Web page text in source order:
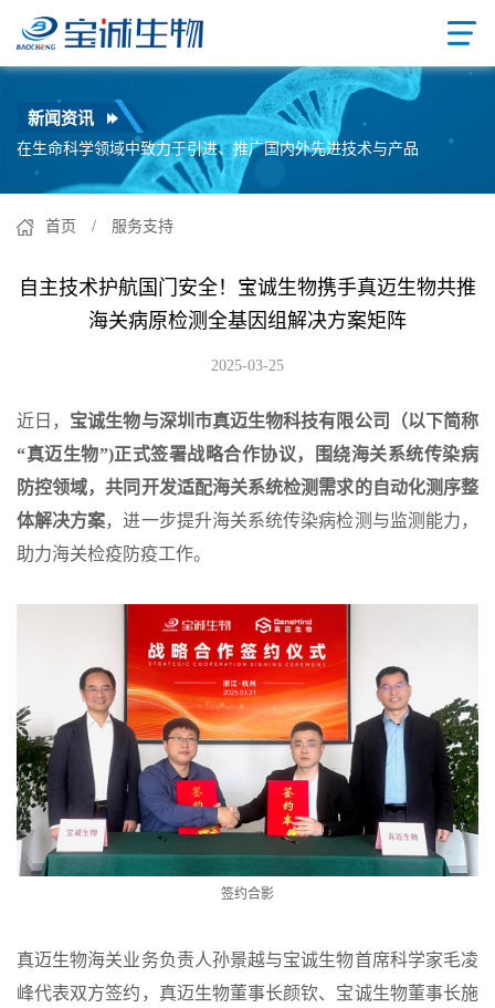
新闻资讯
在生命科学领域中致力于引进、推广国内外先进技术与产品
首页 / 服务支持
自主技术护航国门安全！宝诚生物携手真迈生物共推
海关病原检测全基因组解决方案矩阵
2025-03-25
近日， 宝诚生物与深圳市真迈生物科技有限公司（以下简称
“真迈生物”)正式签署战略合作协议，围绕海关系统传染病
防控领域，共同开发适配海关系统检测需求的自动化测序整
体解决方案，进一步提升海关系统传染病检测与监测能力，
助力海关检疫防疫工作。
签约合影
真迈生物海关业务负责人孙景越与宝诚生物首席科学家毛凌
峰代表双方签约，真迈生物董事长颜钦、宝诚生物董事长施